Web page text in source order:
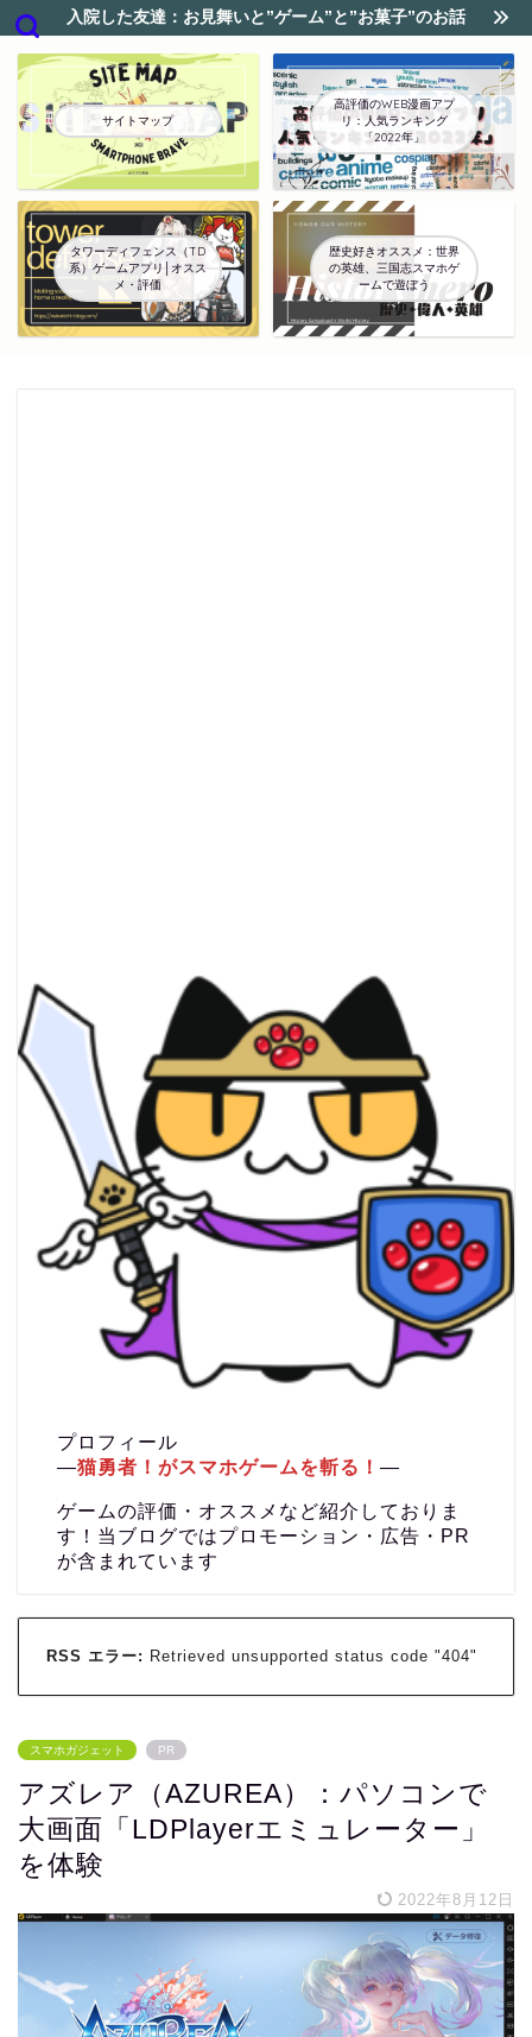
入院した友達：お見舞いと”ゲーム”と”お菓子”のお話
サイトマップ
高評価のWEB漫画アプ
リ：人気ランキング
「2022年」
タワーディフェンス（TD
系）ゲームアプリ│オスス
メ・評価
歴史好きオススメ：世界
の英雄、三国志スマホゲ
ームで遊ぼう
プロフィール
―猫勇者！がスマホゲームを斬る！―
ゲームの評価・オススメなど紹介しておりま
す！当ブログではプロモーション・広告・PR
が含まれています
RSS エラー: Retrieved unsupported status code "404"
スマホガジェット PR
アズレア（AZUREA）：パソコンで
大画面「LDPlayerエミュレーター」
を体験
2022年8月12日